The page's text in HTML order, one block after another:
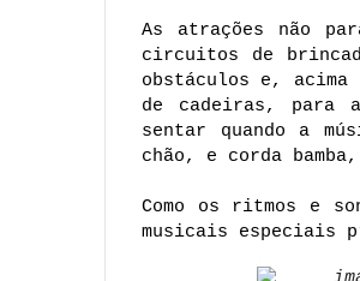
As atrações não
circuitos de
obstáculos e,
de cadeiras, para
sentar quando a
chão, e corda
Como os ritmos e
musicais especiais